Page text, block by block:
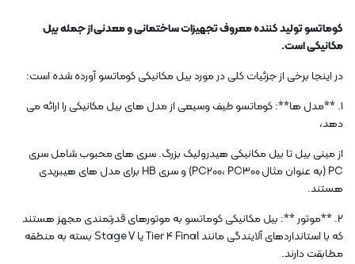
کوماتسو تولید کننده معروف تجهیزات ساختمانی و معدنی از جمله بیل
مکانیکی است.
در اینجا برخی از جزئیات کلی در مورد بیل مکانیکی کوماتسو آورده شده است:
1. **مدل ها**: کوماتسو طیف وسیعی از مدل های بیل مکانیکی را ارائه می
دهد،
از مینی بیل تا بیل مکانیکی هیدرولیک بزرگ. سری های محبوب شامل سری
PC (به عنوان مثال PC200، PC300) و سری HB برای مدل های هیبریدی
هستند.
2. **موتور **: بیل مکانیکی کوماتسو به موتورهای قدرتمندی مجهز هستند
که با استانداردهای آلایندگی مانند Tier 4 Final یا Stage V بسته به منطقه
مطابقت دارند.